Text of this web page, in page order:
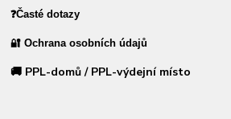
❓Časté dotazy
🔐 Ochrana osobních údajů
🚚 PPL-domů / PPL-výdejní místo